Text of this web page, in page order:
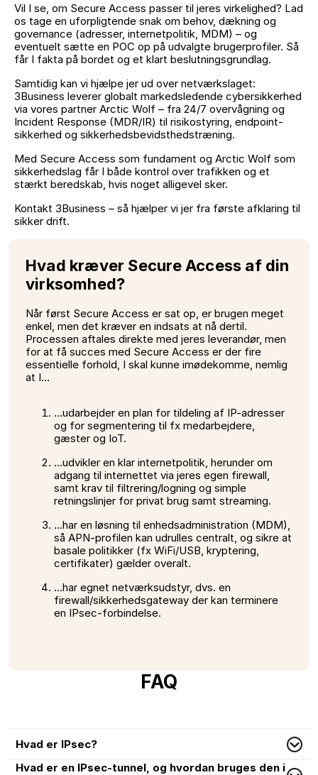
Vil I se, om Secure Access passer til jeres virkelighed? Lad
os tage en uforpligtende snak om behov, dækning og
governance (adresser, internetpolitik, MDM) – og
eventuelt sætte en POC op på udvalgte brugerprofiler. Så
får I fakta på bordet og et klart beslutningsgrundlag.
Samtidig kan vi hjælpe jer ud over netværkslaget:
3Business leverer globalt markedsledende cybersikkerhed
via vores partner Arctic Wolf – fra 24/7 overvågning og
Incident Response (MDR/IR) til risikostyring, endpoint-
sikkerhed og sikkerhedsbevidsthedstræning.
Med Secure Access som fundament og Arctic Wolf som
sikkerhedslag får I både kontrol over trafikken og et
stærkt beredskab, hvis noget alligevel sker.
Kontakt 3Business – så hjælper vi jer fra første afklaring til
sikker drift.
Hvad kræver Secure Access af din
virksomhed?
Når først Secure Access er sat op, er brugen meget
enkel, men det kræver en indsats at nå dertil.
Processen aftales direkte med jeres leverandør, men
for at få succes med Secure Access er der fire
essentielle forhold, I skal kunne imødekomme, nemlig
at I…
…udarbejder en plan for tildeling af IP-adresser
og for segmentering til fx medarbejdere,
gæster og IoT.
…udvikler en klar internetpolitik, herunder om
adgang til internettet via jeres egen firewall,
samt krav til filtrering/logning og simple
retningslinjer for privat brug samt streaming.
…har en løsning til enhedsadministration (MDM),
så APN-profilen kan udrulles centralt, og sikre at
basale politikker (fx WiFi/USB, kryptering,
certifikater) gælder overalt.
…har egnet netværksudstyr, dvs. en
firewall/sikkerhedsgateway der kan terminere
en IPsec-forbindelse.
FAQ
Hvad er IPsec?
Hvad er en IPsec-tunnel, og hvordan bruges den i